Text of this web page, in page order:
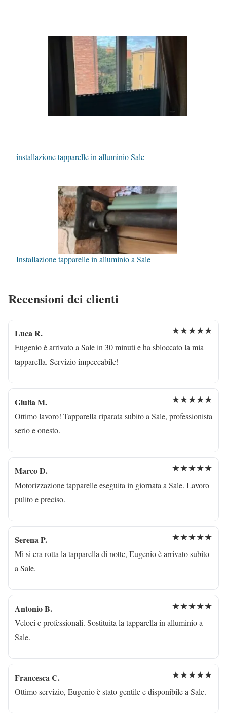
installazione tapparelle in alluminio Sale
Installazione tapparelle in alluminio a Sale
Recensioni dei clienti
Luca R. ★★★★★
Eugenio è arrivato a Sale in 30 minuti e ha sbloccato la mia
tapparella. Servizio impeccabile!
Giulia M. ★★★★★
Ottimo lavoro! Tapparella riparata subito a Sale, professionista
serio e onesto.
Marco D. ★★★★★
Motorizzazione tapparelle eseguita in giornata a Sale. Lavoro
pulito e preciso.
Serena P. ★★★★★
Mi si era rotta la tapparella di notte, Eugenio è arrivato subito
a Sale.
Antonio B. ★★★★★
Veloci e professionali. Sostituita la tapparella in alluminio a
Sale.
Francesca C. ★★★★★
Ottimo servizio, Eugenio è stato gentile e disponibile a Sale.